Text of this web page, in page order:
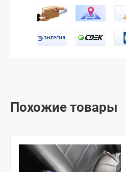
Похожие товары